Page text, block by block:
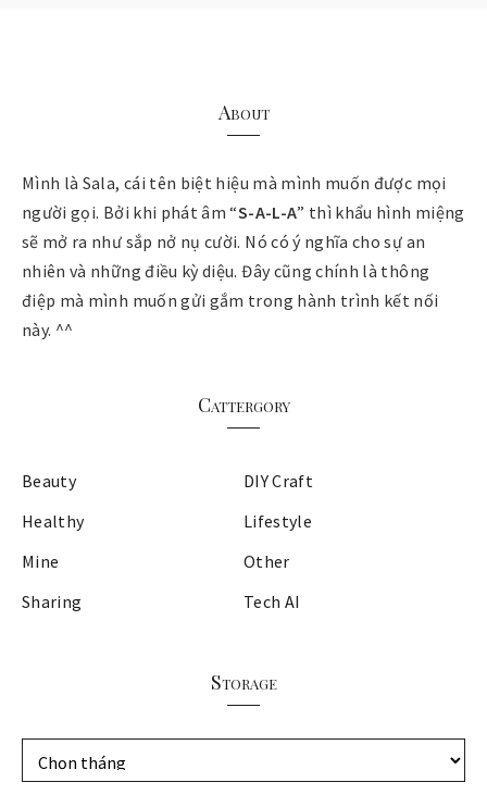
About
Mình là Sala, cái tên biệt hiệu mà mình muốn được mọi
người gọi. Bởi khi phát âm “S-A-L-A” thì khẩu hình miệng
sẽ mở ra như sắp nở nụ cười. Nó có ý nghĩa cho sự an
nhiên và những điều kỳ diệu. Đây cũng chính là thông
điệp mà mình muốn gửi gắm trong hành trình kết nối
này. ^^
Cattergory
Beauty
DIY Craft
Healthy
Lifestyle
Mine
Other
Sharing
Tech AI
Storage
t